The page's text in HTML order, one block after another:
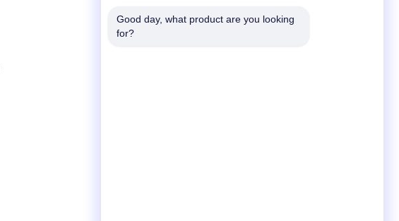
โทรศัพท์
Good day, what product are you looking
for?